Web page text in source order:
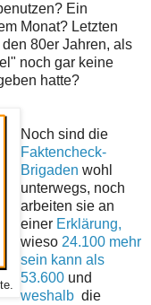
Ein
Monat? Letzten
80er Jahren, als
noch gar keine
hatte?
Noch sind die
Faktencheck-
Brigaden wohl
unterwegs, noch
arbeiten sie an
einer Erklärung,
wieso 24.100 mehr
sein kann als
53.600 und
weshalb die